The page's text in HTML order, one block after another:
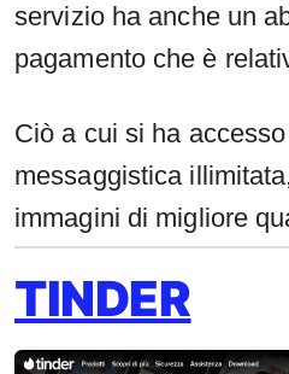
servizio ha anche un
pagamento che è
Ciò a cui si ha
messaggistica
immagini di migliore
TINDER